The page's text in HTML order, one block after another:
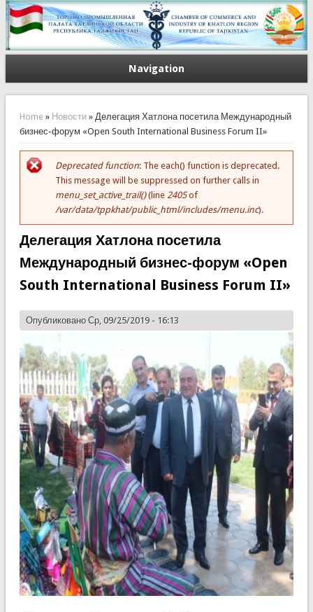
Navigation
You are here
Home» Новости» Делегация Хатлона посетила Международный
бизнес-форум «Open South International Business Forum II»
Error message
Deprecated function: The each() function is deprecated.
This message will be suppressed on further calls in
menu_set_active_trail()(line 2405of
/var/data/tppkhat/public_html/includes/menu.inc).
Делегация Хатлона посетила
Международный бизнес-форум «Open
South International Business Forum II»
Опубликовано Ср, 09/25/2019 - 16:13